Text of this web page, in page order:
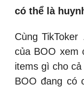
có thể là
Cùng
của BOO xem
items gì cho
BOO đang có